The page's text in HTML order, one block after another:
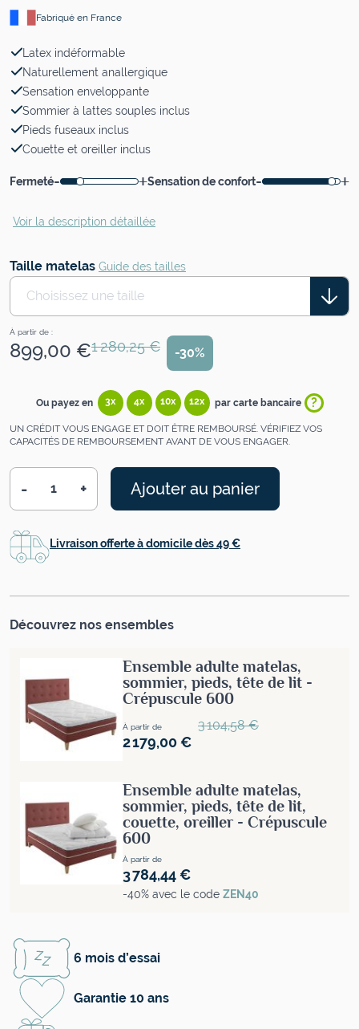
Fabriqué en France
Latex indéformable
Naturellement anallergique
Sensation enveloppante
Sommier à lattes souples inclus
Pieds fuseaux inclus
Couette et oreiller inclus
Fermeté- +Sensation de confort- +
Voir la description détaillée
Taille matelas Guide des tailles
Choisissez une taille
À partir de :
899,00 €1 280,25 € -30%
Ou payez en 3x 4x 10x 12x par carte bancaire ?
UN CRÉDIT VOUS ENGAGE ET DOIT ÊTRE REMBOURSÉ. VÉRIFIEZ VOS
CAPACITÉS DE REMBOURSEMENT AVANT DE VOUS ENGAGER.
Quantité
- + Ajouter au panier
Livraison offerte à domicile dès 49 €
Découvrez nos ensembles
Ensemble adulte matelas,
sommier, pieds, tête de lit -
Crépuscule 600
À partir de
2 179,00 €
Prix normal
3 104,58 €
Ensemble adulte matelas,
sommier, pieds, tête de lit,
couette, oreiller - Crépuscule
600
À partir de
3 784,44 €
-40% avec le code ZEN40
6 mois d’essai
Garantie 10 ans